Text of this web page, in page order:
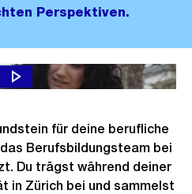
Perspektiven.
Zürich
für deine berufliche
Berufsbildungsteam bei
Du trägst während deiner
in Zürich bei und sammelst